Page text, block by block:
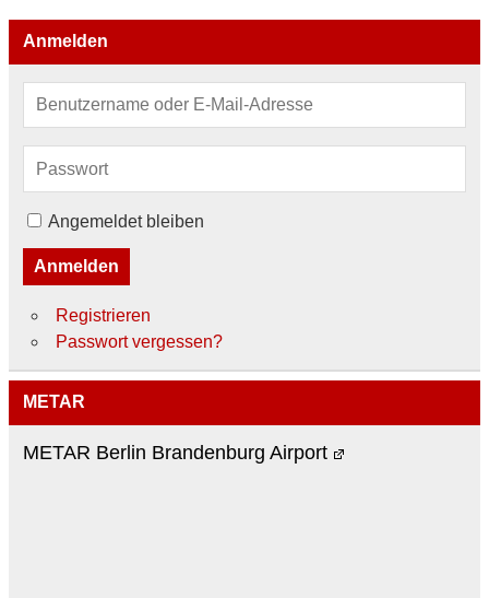
Anmelden
Angemeldet bleiben
Anmelden
Registrieren
Passwort vergessen?
METAR
METAR Berlin Brandenburg Airport